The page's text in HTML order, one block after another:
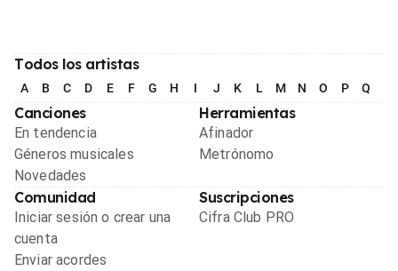
Todos los artistas
A B C D E F G H I J K L M N O P Q
Canciones
En tendencia
Géneros musicales
Novedades
Herramientas
Afinador
Metrónomo
Comunidad
Iniciar sesión o crear una
cuenta
Enviar acordes
Suscripciones
Cifra Club PRO